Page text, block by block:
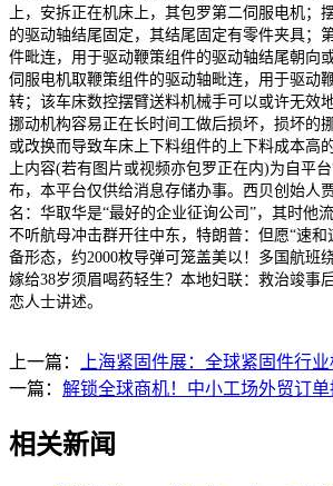
上，安拆正在机床上，其包罗第二伺服电机；
的驱动轴结尾固定，其结尾固定有零件夹具；
件毗连，用于驱动鞭策组件的驱动轴结尾朝向
伺服电机取鞭策组件的驱动轴毗连，用于驱动
转；该车床数控摆臂送料机械手可以或许无效
挪动机构容易正在长时间工做后损坏，损坏的
或改换而导致车床上下料组件的上下料成本高
上内容(若有图片或视频亦包罗正在内)为自平
布，本平台仅供给消息存储办事。西贝创始人
名：华取华是“最好的企业征询公司”，其时他
不听航母冲击群开往中东，特朗普：但愿“速和
备形态，约2000枚导弹可笼盖美以！多国航班
嫁给38岁须眉喝药轻生？本地妇联：救治竣事
恋人士讲述。
上一篇： 上海紧固件展：全球紧固件行
一篇： 解锁全球商机！中小工场外贸订
相关新闻